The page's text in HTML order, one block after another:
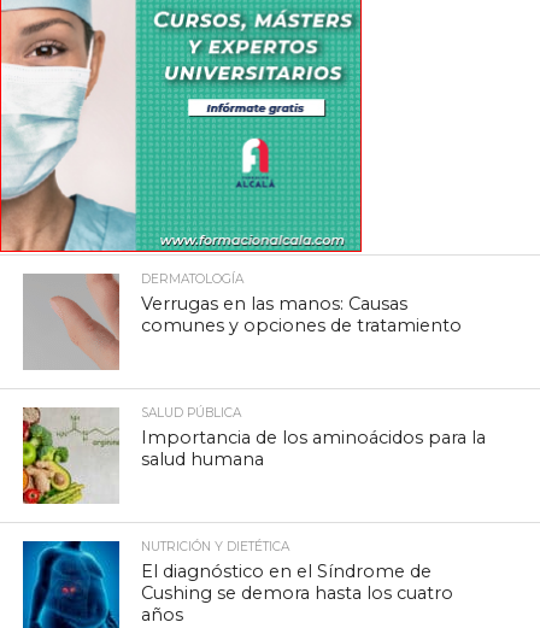
DERMATOLOGÍA
Verrugas en las manos: Causas
comunes y opciones de tratamiento
SALUD PÚBLICA
Importancia de los aminoácidos para la
salud humana
NUTRICIÓN Y DIETÉTICA
El diagnóstico en el Síndrome de
Cushing se demora hasta los cuatro
años